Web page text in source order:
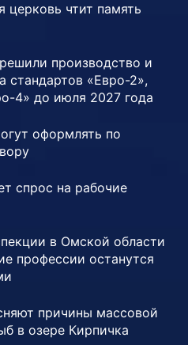
церковь чтит память
производство и
стандартов «Евро-2»,
4» до июля 2027 года
оформлять по
спрос на рабочие
в Омской области
профессии останутся
причины массовой
в озере Кирпичка